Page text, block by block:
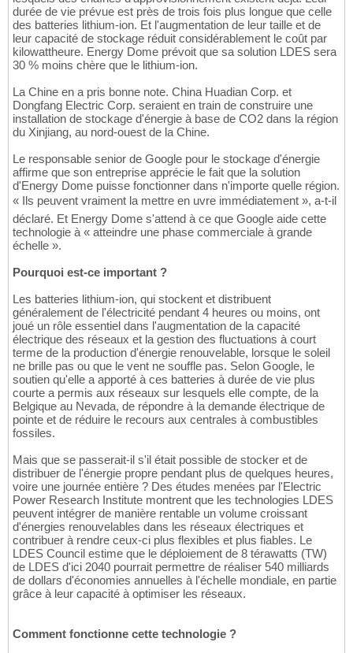
durée de vie prévue est près de trois fois plus longue que celle
des batteries lithium-ion. Et l'augmentation de leur taille et de
leur capacité de stockage réduit considérablement le coût par
kilowattheure. Energy Dome prévoit que sa solution LDES sera
30 % moins chère que le lithium-ion.
La Chine en a pris bonne note. China Huadian Corp. et
Dongfang Electric Corp. seraient en train de construire une
installation de stockage d'énergie à base de CO2 dans la région
du Xinjiang, au nord-ouest de la Chine.
Le responsable senior de Google pour le stockage d'énergie
affirme que son entreprise apprécie le fait que la solution
d'Energy Dome puisse fonctionner dans n'importe quelle région.
« Ils peuvent vraiment la mettre en uvre immédiatement », a-t-il
déclaré. Et Energy Dome s'attend à ce que Google aide cette
technologie à « atteindre une phase commerciale à grande
échelle ».
Pourquoi est-ce important ?
Les batteries lithium-ion, qui stockent et distribuent
généralement de l'électricité pendant 4 heures ou moins, ont
joué un rôle essentiel dans l'augmentation de la capacité
électrique des réseaux et la gestion des fluctuations à court
terme de la production d'énergie renouvelable, lorsque le soleil
ne brille pas ou que le vent ne souffle pas. Selon Google, le
soutien qu'elle a apporté à ces batteries à durée de vie plus
courte a permis aux réseaux sur lesquels elle compte, de la
Belgique au Nevada, de répondre à la demande électrique de
pointe et de réduire le recours aux centrales à combustibles
fossiles.
Mais que se passerait-il s'il était possible de stocker et de
distribuer de l'énergie propre pendant plus de quelques heures,
voire une journée entière ? Des études menées par l'Electric
Power Research Institute montrent que les technologies LDES
peuvent intégrer de manière rentable un volume croissant
d'énergies renouvelables dans les réseaux électriques et
contribuer à rendre ceux-ci plus flexibles et plus fiables. Le
LDES Council estime que le déploiement de 8 térawatts (TW)
de LDES d'ici 2040 pourrait permettre de réaliser 540 milliards
de dollars d'économies annuelles à l'échelle mondiale, en partie
grâce à leur capacité à optimiser les réseaux.
Comment fonctionne cette technologie ?